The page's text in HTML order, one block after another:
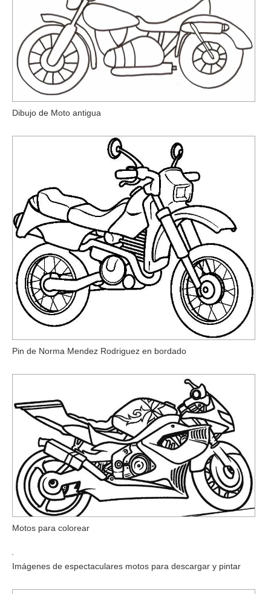
Dibujo de Moto antigua
Pin de Norma Mendez Rodriguez en bordado
Motos para colorear
Imágenes de espectaculares motos para descargar y pintar